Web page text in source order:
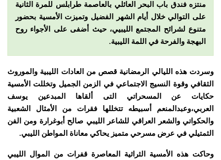
منتزه فندق باب البحر العائلي بالعاصمة طرابلس للمرة الثانية
على التوالي خلال أيام الشهر الفضيل وتميزت الأمسية بحضور
متنوع لشرائح المجتمع الليبيي، حيث أضفى على الأجواء روح
البهجة والفرحة في اللمة الليبية.
وسردت هذه الليالي الرمضانية قصص من العادات الليبية والموروث
الثقافي وقوة النسيج الاجتماعي في الزمن الجميل وتخللت الأمسية
حكايات عن المسحراتي التى ألقاها المبدعين يوسف
العربي،وعبدالمنعم أسبيطه تتخللها فقرات من الأمثال الشعبية
والحكواتي والشعر العراقي للشاعر الليبي صالح أبوغرارة ومن الفن
الثمتيلي في عرض مسرحي متميز يحاكي معاناة المواطن الليبي.
وحاكت هذه الأمسية الثراثية المعاصرة قفرات من الموال الليبي